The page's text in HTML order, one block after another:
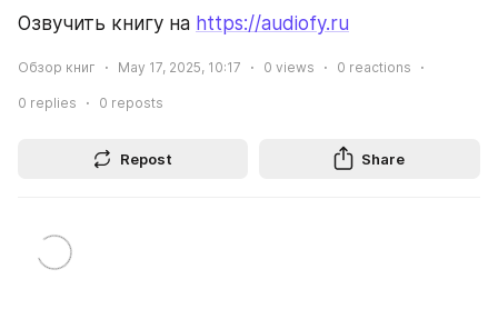
Озвучить книгу на https://audiofy.ru
Обзор книг May 17, 2025, 10:17 0 views 0 reactions
0 replies 0 reposts
Repost Share